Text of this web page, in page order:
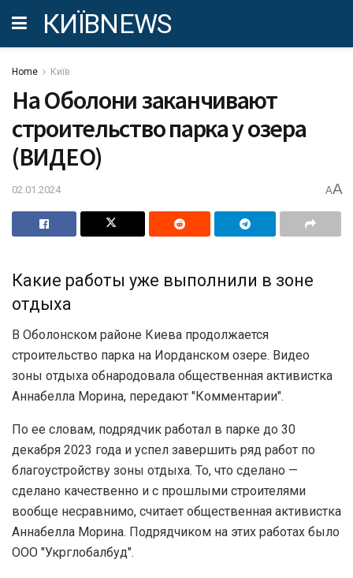
КИЇВNEWS
Home Київ
На Оболони заканчивают
строительство парка у озера
(ВИДЕО)
02.01.2024 AA
Какие работы уже выполнили в зоне
отдыха
В Оболонском районе Киева продолжается
строительство парка на Иорданском озере. Видео
зоны отдыха обнародовала общественная активистка
Аннабелла Морина, передают "Комментарии".
По ее словам, подрядчик работал в парке до 30
декабря 2023 года и успел завершить ряд работ по
благоустройству зоны отдыха. То, что сделано —
сделано качественно и с прошлыми строителями
вообще несравнимо, считает общественная активистка
Аннабелла Морина. Подрядчиком на этих работах было
ООО "Укрглобалбуд".